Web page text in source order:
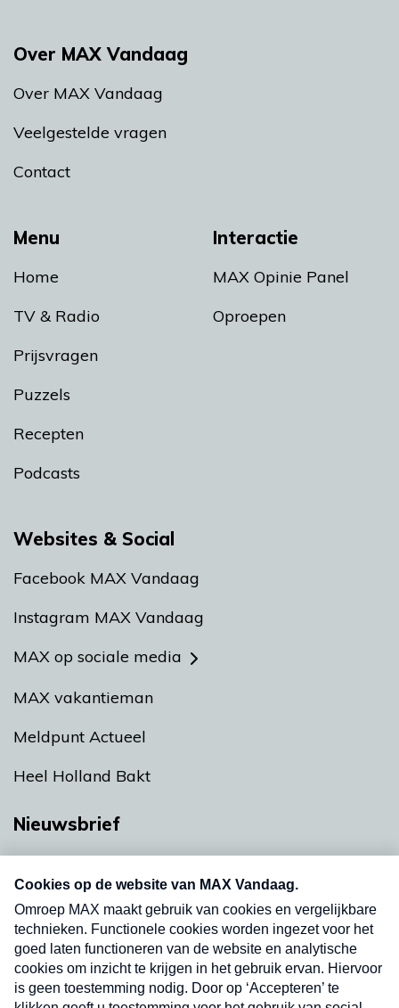
Menu
Home
TV & Radio
Prijsvragen
Puzzels
Recepten
Podcasts
Interactie
MAX Opinie Panel
Oproepen
Over MAX Vandaag
Over MAX Vandaag
Veelgestelde vragen
Contact
Websites & Social
Facebook MAX Vandaag
Instagram MAX Vandaag
MAX op sociale media
MAX vakantieman
Meldpunt Actueel
Heel Holland Bakt
Nieuwsbrief
nieuwsbrief. Elke vrijdag- en dinsdagochtend in
uw mailbox.
Verzend